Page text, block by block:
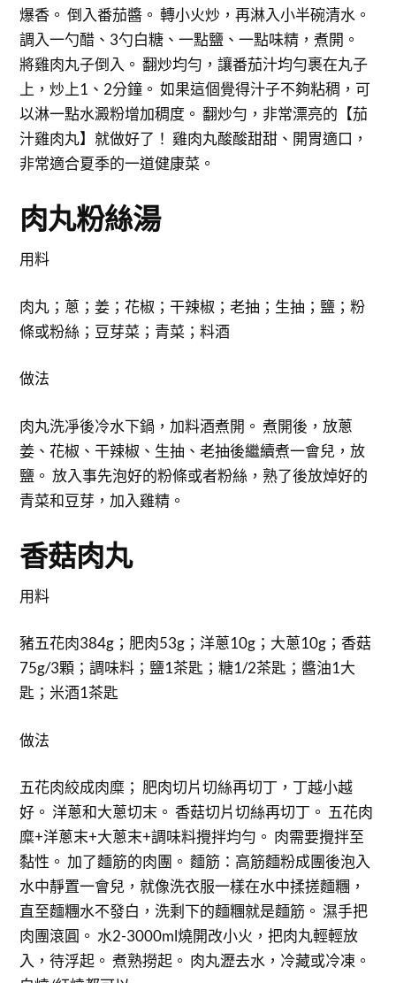
爆香。 倒入番茄醬。 轉小火炒，再淋入小半碗清水。
調入一勺醋、3勺白糖、一點鹽、一點味精，煮開。
將雞肉丸子倒入。 翻炒均勻，讓番茄汁均勻裹在丸子
上，炒上1、2分鐘。 如果這個覺得汁子不夠粘稠，可
以淋一點水澱粉增加稠度。 翻炒勻，非常漂亮的【茄
汁雞肉丸】就做好了！ 雞肉丸酸酸甜甜、開胃適口，
非常適合夏季的一道健康菜。
肉丸粉絲湯
用料
肉丸；蔥；姜；花椒；干辣椒；老抽；生抽；鹽；粉
條或粉絲；豆芽菜；青菜；料酒
做法
肉丸洗凈後冷水下鍋，加料酒煮開。 煮開後，放蔥
姜、花椒、干辣椒、生抽、老抽後繼續煮一會兒，放
鹽。 放入事先泡好的粉條或者粉絲，熟了後放焯好的
青菜和豆芽，加入雞精。
香菇肉丸
用料
豬五花肉384g；肥肉53g；洋蔥10g；大蔥10g；香菇
75g/3顆；調味料；鹽1茶匙；糖1/2茶匙；醬油1大
匙；米酒1茶匙
做法
五花肉絞成肉糜； 肥肉切片切絲再切丁，丁越小越
好。 洋蔥和大蔥切末。 香菇切片切絲再切丁。 五花肉
糜+洋蔥末+大蔥末+調味料攪拌均勻。 肉需要攪拌至
黏性。 加了麵筋的肉團。 麵筋：高筋麵粉成團後泡入
水中靜置一會兒，就像洗衣服一樣在水中揉搓麵糰，
直至麵糰水不發白，洗剩下的麵糰就是麵筋。 濕手把
肉團滾圓。 水2-3000ml燒開改小火，把肉丸輕輕放
入，待浮起。 煮熟撈起。 肉丸瀝去水，冷藏或冷凍。